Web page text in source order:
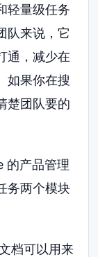
轻量级任务
队来说，它
通，减少在
如果你在搜
楚团队要的
的产品管理
务两个模块
档可以用来